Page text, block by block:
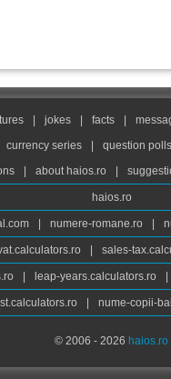
jokes facts
currency series
question
about haios.ro
haios.ro
numere-romane.ro
sales-
leap-years.calculators.ro
nume-copii-
© 2006 - 2026 haios.ro